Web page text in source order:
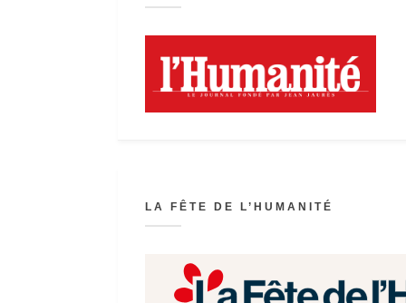
LA FÊTE DE L’HUMANITÉ